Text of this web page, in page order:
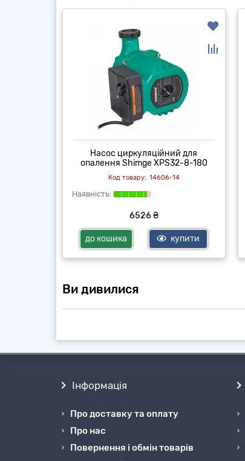
Насос циркуляційний для
опалення Shimge XPS32-8-180
14606-14
6526 ₴
до кошика купити
Ви дивилися
Інформація
Про доставку та оплату
Про нас
Повернення і обмін товарів